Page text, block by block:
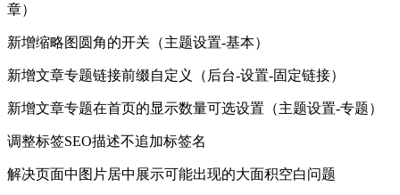
章）
新增缩略图圆角的开关（主题设置-基本）
新增文章专题链接前缀自定义（后台-设置-固定链接）
新增文章专题在首页的显示数量可选设置（主题设置-专题）
调整标签SEO描述不追加标签名
解决页面中图片居中展示可能出现的大面积空白问题